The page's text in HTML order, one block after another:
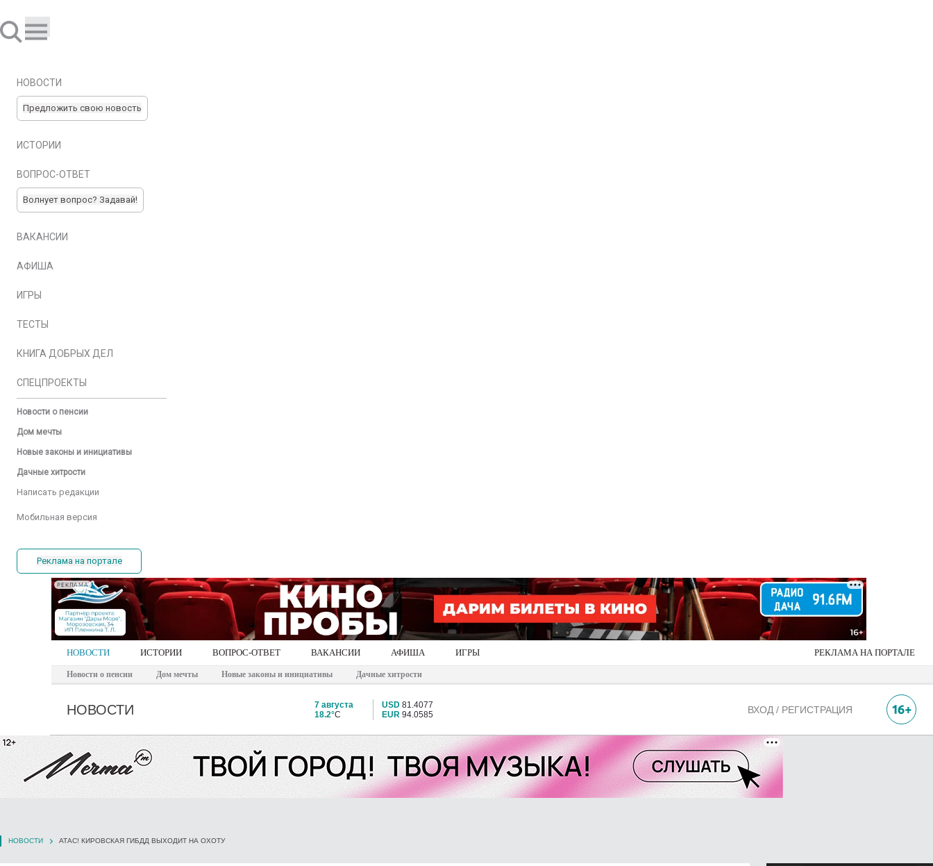
НОВОСТИ
Предложить свою новость
ИСТОРИИ
ВОПРОС-ОТВЕТ
Волнует вопрос? Задавай!
ВАКАНСИИ
АФИША
ИГРЫ
ТЕСТЫ
КНИГА ДОБРЫХ ДЕЛ
СПЕЦПРОЕКТЫ
Новости о пенсии
Дом мечты
Новые законы и инициативы
Дачные хитрости
Написать редакции
Мобильная версия
Реклама на портале
РЕКЛАМА
НОВОСТИ ИСТОРИИ ВОПРОС-ОТВЕТ ВАКАНСИИ АФИША ИГРЫ РЕКЛАМА НА ПОРТАЛЕ
Новости о пенсии Дом мечты Новые законы и инициативы Дачные хитрости
НОВОСТИ
7 августа
18.2°C
USD 81.4077
EUR 94.0585 ВХОД / РЕГИСТРАЦИЯ
НОВОСТИ АТАС! КИРОВСКАЯ ГИБДД ВЫХОДИТ НА ОХОТУ